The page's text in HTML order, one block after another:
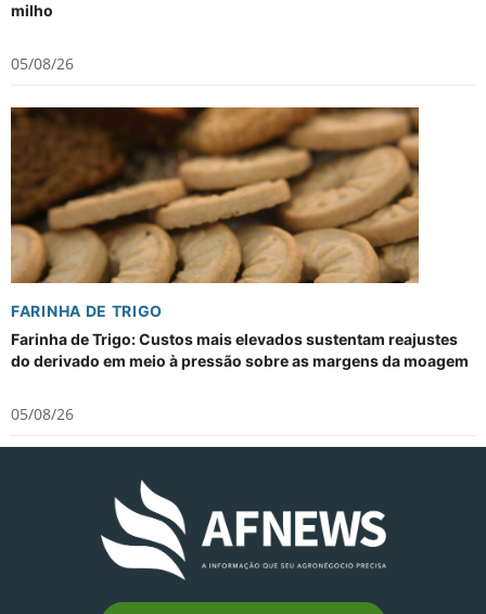
milho
05/08/26
FARINHA DE TRIGO
Farinha de Trigo: Custos mais elevados sustentam reajustes
do derivado em meio à pressão sobre as margens da moagem
05/08/26